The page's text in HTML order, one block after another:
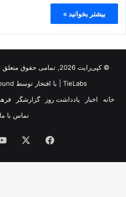
بیشتر بخوانید »
© کپی‌رایت 2026, تمامی حقوق متعلق است به |
TieLabs | با افتخار توسط
خانه
اخبار یادداشت روز گزارشگر
تماس با ما
فیس
بوک